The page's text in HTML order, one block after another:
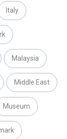
Italy
Malaysia
Middle East
Museum